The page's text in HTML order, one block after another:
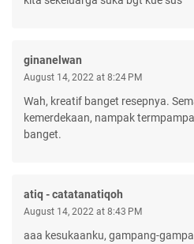
ginanelwan
August 14, 2022 at 8:24 PM
Wah, kreatif banget resepnya.
kemerdekaan, nampak
banget.
atiq - catatanatiqoh
August 14, 2022 at 8:43 PM
aaa kesukaanku, gampang-